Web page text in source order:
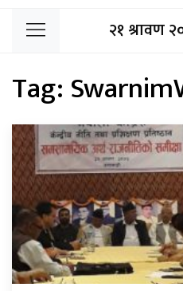
२१ श्रावण
Tag: